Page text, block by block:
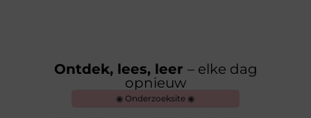
Ontdek, lees, leer – elke dag
opnieuw
◉ Onderzoeksite ◉